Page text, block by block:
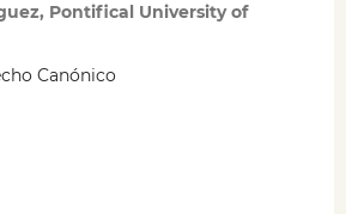
Pontifical University of
Canónico